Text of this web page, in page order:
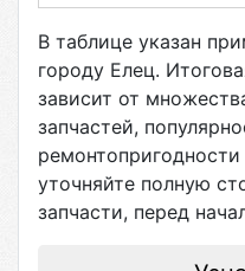
В таблице указан
городу Елец.
зависит от
запчастей,
уточняйте полную
запчасти, перед